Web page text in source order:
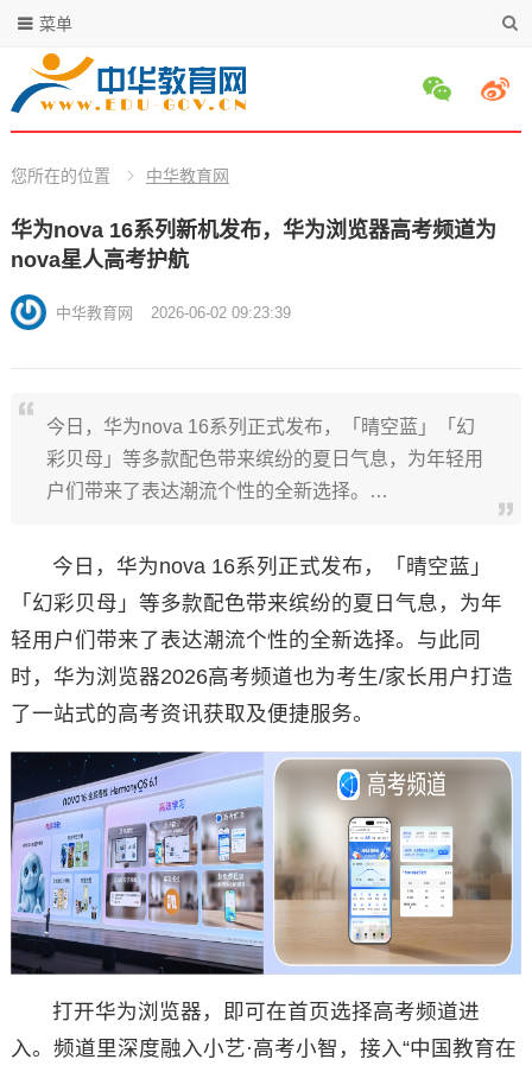
菜单
您所在的位置 中华教育网
华为nova 16系列新机发布，华为浏览器高考频道为
nova星人高考护航
中华教育网 2026-06-02 09:23:39
今日，华为nova 16系列正式发布，「晴空蓝」「幻
彩贝母」等多款配色带来缤纷的夏日气息，为年轻用
户们带来了表达潮流个性的全新选择。…
今日，华为nova 16系列正式发布，「晴空蓝」
「幻彩贝母」等多款配色带来缤纷的夏日气息，为年
轻用户们带来了表达潮流个性的全新选择。与此同
时，华为浏览器2026高考频道也为考生/家长用户打造
了一站式的高考资讯获取及便捷服务。
打开华为浏览器，即可在首页选择高考频道进
入。频道里深度融入小艺·高考小智，接入“中国教育在